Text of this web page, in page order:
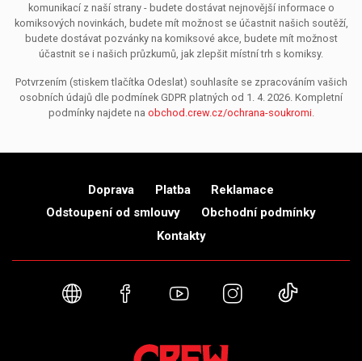
komunikací z naší strany - budete dostávat nejnovější informace o
komiksových novinkách, budete mít možnost se účastnit našich soutěží,
budete dostávat pozvánky na komiksové akce, budete mít možnost
účastnit se i našich průzkumů, jak zlepšit místní trh s komiksy.
Potvrzením (stiskem tlačítka Odeslat) souhlasíte se zpracováním vašich
osobních údajů dle podmínek GDPR platných od 1. 4. 2026. Kompletní
podmínky najdete na obchod.crew.cz/ochrana-soukromi.
Doprava Platba
Reklamace
Odstoupení od smlouvy
Obchodní podmínky
Kontakty
Webové stránky
FacebookYouTubeInstagram